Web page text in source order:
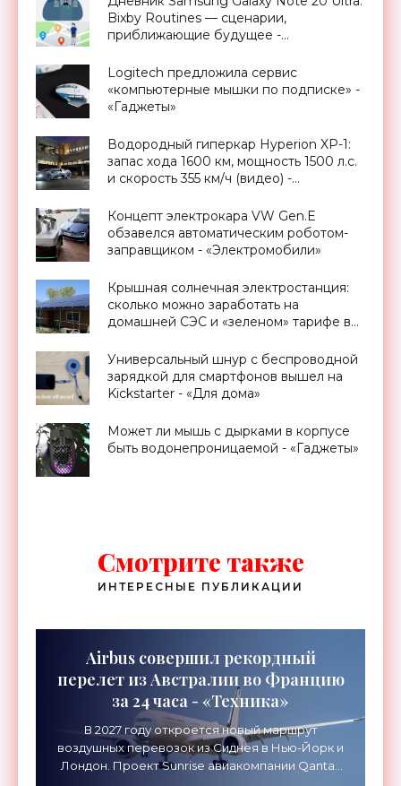
Bixby Routines — сценарии,
приближающие будущее -
Logitech предложила сервис
«компьютерные мышки по подписке» -
«Гаджеты»
Водородный гиперкар Hyperion XP-1:
запас хода 1600 км, мощность 1500 л.с.
и скорость 355 км/ч (видео) -
Концепт электрокара VW Gen.E
обзавелся автоматическим роботом-
заправщиком - «Электромобили»
Крышная солнечная электростанция:
сколько можно заработать на
домашней СЭС и «зеленом» тарифе в
Универсальный шнур с беспроводной
зарядкой для смартфонов вышел на
Kickstarter - «Для дома»
Может ли мышь с дырками в корпусе
быть водонепроницаемой - «Гаджеты»
Смотрите также
ИНТЕРЕСНЫЕ ПУБЛИКАЦИИ
Airbus совершил рекордный
перелет из Австралии во Францию
за 24 часа - «Техника»
В 2027 году откроется новый маршрут
воздушных перевозок из Сиднея в Нью-Йорк и
Лондон. Проект Sunrise авиакомпании Qantas